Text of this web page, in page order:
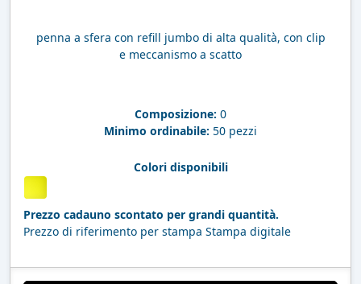
penna a sfera con refill jumbo di alta qualità, con clip
e meccanismo a scatto
Composizione: 0
Minimo ordinabile: 50 pezzi
Colori disponibili
Prezzo cadauno scontato per grandi quantità.
Prezzo di riferimento per stampa Stampa digitale